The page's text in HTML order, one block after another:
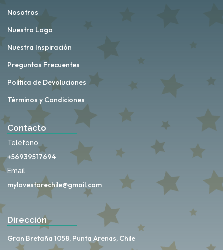
Nosotros
Nuestro Logo
Nuestra Inspiración
Preguntas Frecuentes
Política de Devoluciones
Términos y Condiciones
Contacto
Teléfono
+56939517694
Email
mylovestorechile@gmail.com
Dirección
Gran Bretaña 1058, Punta Arenas, Chile